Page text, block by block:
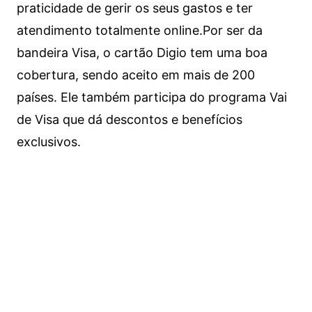
praticidade de gerir os seus gastos e ter
atendimento totalmente online.Por ser da
bandeira Visa, o cartão Digio tem uma boa
cobertura, sendo aceito em mais de 200
países. Ele também participa do programa Vai
de Visa que dá descontos e benefícios
exclusivos.